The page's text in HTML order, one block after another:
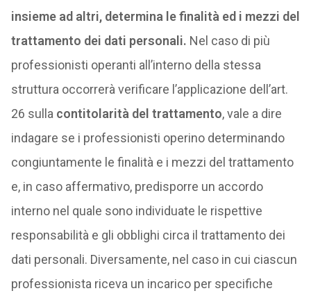
insieme ad altri, determina le finalità ed i mezzi del
trattamento dei dati personali. Nel caso di più
professionisti operanti all’interno della stessa
struttura occorrerà verificare l’applicazione dell’art.
26 sulla contitolarità del trattamento, vale a dire
indagare se i professionisti operino determinando
congiuntamente le finalità e i mezzi del trattamento
e, in caso affermativo, predisporre un accordo
interno nel quale sono individuate le rispettive
responsabilità e gli obblighi circa il trattamento dei
dati personali. Diversamente, nel caso in cui ciascun
professionista riceva un incarico per specifiche